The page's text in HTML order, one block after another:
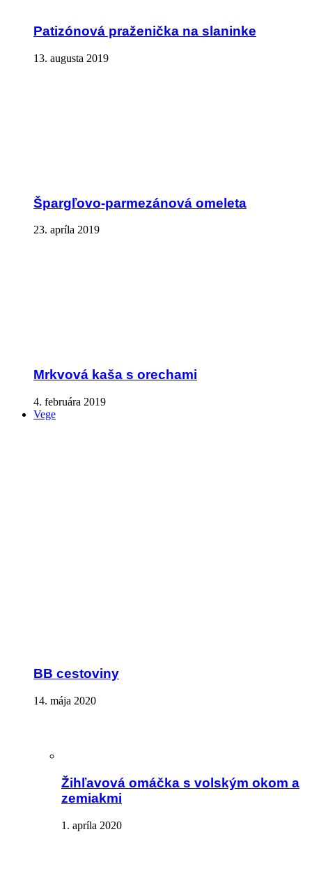
Patizónová praženička na slaninke
13. augusta 2019
Špargľovo-parmezánová omeleta
23. apríla 2019
Mrkvová kaša s orechami
4. februára 2019
Vege
BB cestoviny
14. mája 2020
Žihľavová omáčka s volským okom a
zemiakmi
1. apríla 2020